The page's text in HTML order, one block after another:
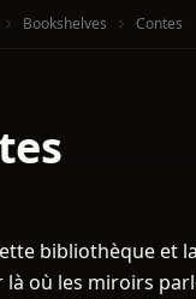
Bookshelves Contes
bibliothèque et
où les miroirs